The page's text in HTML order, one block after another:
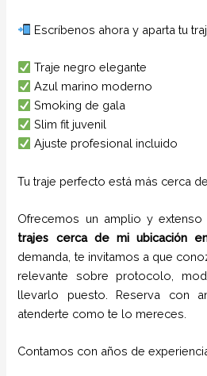
Escríbenos ahora y aparta tu
Traje negro elegante
Azul marino moderno
Smoking de gala
Slim fit juvenil
Ajuste profesional incluido
Tu traje perfecto está más cerca
Ofrecemos un amplio y
trajes cerca de mi ubicación
demanda, te invitamos a que
relevante sobre protocolo,
llevarlo puesto. Reserva con
atenderte como te lo mereces.
Contamos con años de